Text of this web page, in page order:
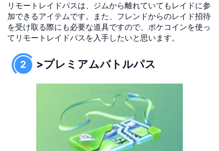
リモートレイドパスは、ジムから離れていてもレイドに参
加できるアイテムです。また、フレンドからのレイド招待
を受け取る際にも必要な道具ですので、ポケコインを使っ
てリモートレイドパスを入手したいと思います。
2 >プレミアムバトルパス